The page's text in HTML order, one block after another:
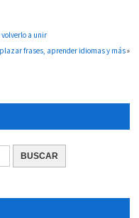
a unir
frases, aprender idiomas y más»